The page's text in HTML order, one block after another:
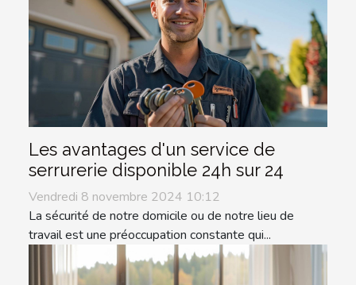
Les avantages d'un service de
serrurerie disponible 24h sur 24
Vendredi 8 novembre 2024 10:12
La sécurité de notre domicile ou de notre lieu de
travail est une préoccupation constante qui...